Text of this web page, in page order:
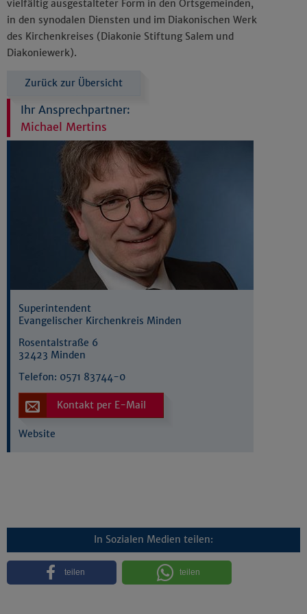
vielfältig ausgestalteter Form in den Ortsgemeinden,
in den synodalen Diensten und im Diakonischen Werk
des Kirchenkreises (Diakonie Stiftung Salem und
Diakoniewerk).
Zurück zur Übersicht
Ihr Ansprechpartner:
Michael Mertins
Superintendent
Evangelischer Kirchenkreis Minden
Rosentalstraße 6
32423 Minden
Telefon: 0571 83744-0
Kontakt per E-Mail
Website
In Sozialen Medien teilen:
teilen teilen